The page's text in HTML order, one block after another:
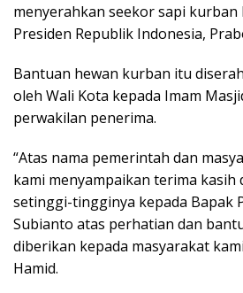
menyerahkan seekor sapi kurban
Presiden Republik Indonesia,
Bantuan hewan kurban itu
oleh Wali Kota kepada Imam
perwakilan penerima.
“Atas nama pemerintah dan
kami menyampaikan terima kasih
setinggi-tingginya kepada Bapak
Subianto atas perhatian dan
diberikan kepada masyarakat
Hamid.